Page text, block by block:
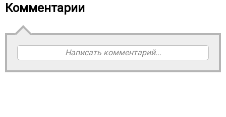
Комментарии
Написать комментарий...